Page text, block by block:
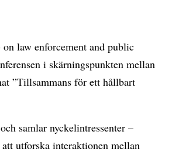
law enforcement and public
i skärningspunkten mellan
”Tillsammans för ett hållbart
samlar nyckelintressenter –
utforska interaktionen mellan